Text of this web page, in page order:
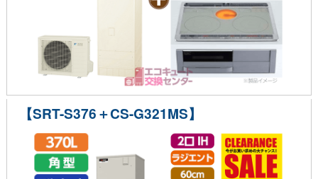
【SRT-S376＋CS-G321MS】